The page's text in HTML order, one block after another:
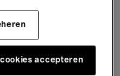
accepteren